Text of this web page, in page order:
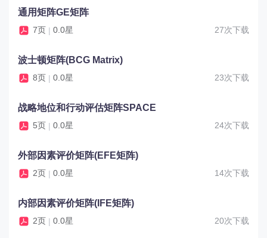
通用矩阵GE矩阵
7页 | 0.0星 27次下载
波士顿矩阵(BCG Matrix)
8页 | 0.0星 23次下载
战略地位和行动评估矩阵SPACE
5页 | 0.0星 24次下载
外部因素评价矩阵(EFE矩阵)
2页 | 0.0星 14次下载
内部因素评价矩阵(IFE矩阵)
2页 | 0.0星 20次下载